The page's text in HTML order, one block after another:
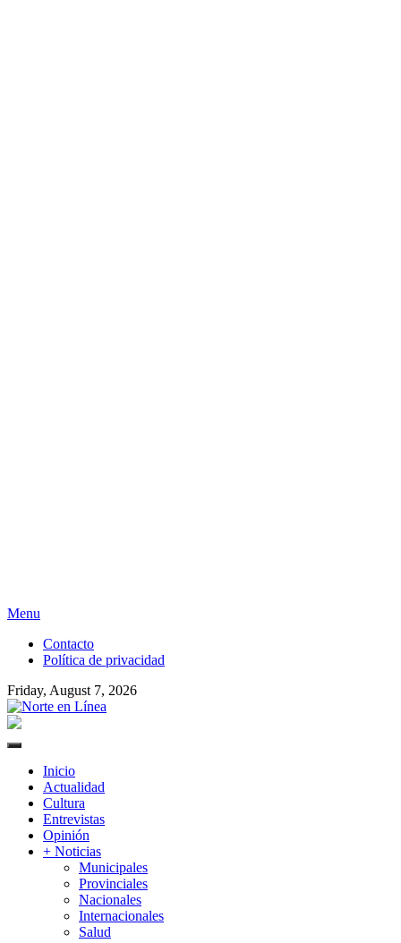
Skip
content
Menu
Contacto
Política de privacidad
Friday, August 7, 2026
Primary
Inicio
Actualidad
Cultura
Entrevistas
Opinión
+ Noticias
Municipales
Provinciales
Nacionales
Internacionales
Salud